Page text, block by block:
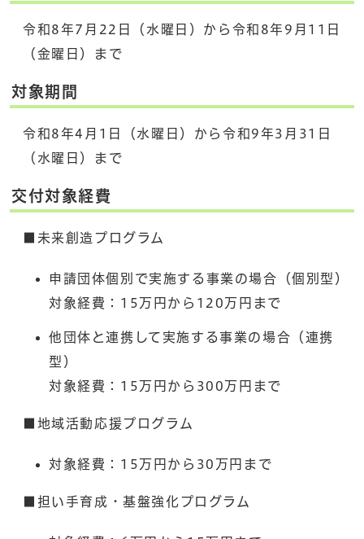
令和8年7月22日（水曜日）から令和8年9月11日
（金曜日）まで
対象期間
令和8年4月1日（水曜日）から令和9年3月31日
（水曜日）まで
交付対象経費
■未来創造プログラム
申請団体個別で実施する事業の場合（個別型）
対象経費：15万円から120万円まで
他団体と連携して実施する事業の場合（連携
型）
対象経費：15万円から300万円まで
■地域活動応援プログラム
対象経費：15万円から30万円まで
■担い手育成・基盤強化プログラム